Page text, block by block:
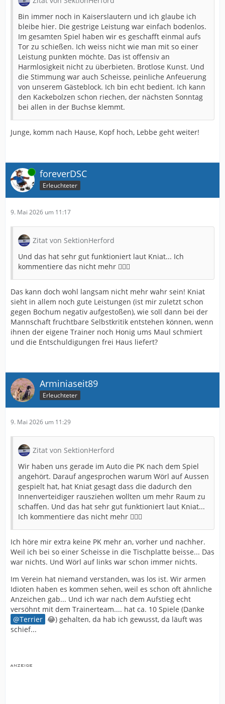
Bin immer noch in Kaiserslautern und ich glaube ich
bleibe hier. Die gestrige Leistung war einfach bodenlos.
Im gesamten Spiel haben wir es geschafft einmal aufs
Tor zu schießen. Ich weiss nicht wie man mit so einer
Leistung punkten möchte. Das ist offensiv an
Harmlosigkeit nicht zu überbieten. Brotlose Kunst. Und
die Stimmung war auch Scheisse, peinliche Anfeuerung
von unserem Gästeblock. Ich bin echt bedient. Ich kann
den Kackebolzen schon riechen, der nächsten Sonntag
bei allen in der Buchse klemmt.
Junge, komm nach Hause, Kopf hoch, Lebbe geht weiter!
Online foreverDSC
Erleuchteter
9. Mai 2026 um 11:17
Zitat von SektionHerford
Und das hat sehr gut funktioniert laut Kniat... Ich
kommentiere das nicht mehr 🤷🏼‍♂️
Das kann doch wohl langsam nicht mehr wahr sein! Kniat
sieht in allem noch gute Leistungen (ist mir zuletzt schon
gegen Bochum negativ aufgestoßen), wie soll dann bei der
Mannschaft fruchtbare Selbstkritik entstehen können, wenn
ihnen der eigene Trainer noch Honig ums Maul schmiert
und die Entschuldigungen frei Haus liefert?
Arminiaseit89
Erleuchteter
9. Mai 2026 um 11:29
Zitat von SektionHerford
Wir haben uns gerade im Auto die PK nach dem Spiel
angehört. Darauf angesprochen warum Wörl auf Aussen
gespielt hat, hat Kniat gesagt dass die dadurch den
Innenverteidiger rausziehen wollten um mehr Raum zu
schaffen. Und das hat sehr gut funktioniert laut Kniat...
Ich kommentiere das nicht mehr 🤷🏼‍♂️
Ich höre mir extra keine PK mehr an, vorher und nachher.
Weil ich bei so einer Scheisse in die Tischplatte beisse... Das
war nichts. Und Wörl auf links war schon immer nichts.
Im Verein hat niemand verstanden, was los ist. Wir armen
Idioten haben es kommen sehen, weil es schon oft ähnliche
Anzeichen gab... Und ich war nach dem Aufstieg echt
versöhnt mit dem Trainerteam.... hat ca. 10 Spiele (Danke
Terrier 😂) gehalten, da hab ich gewusst, da läuft was
schief...